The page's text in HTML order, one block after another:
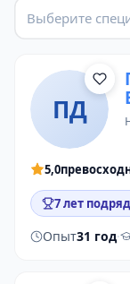
Выберите
ПД
5,0
7 лет
Опыт31 год·